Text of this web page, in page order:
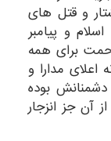
و قتل های
و پیامبر
برای همه
مدارا و
دشمنانش بوده
آن جز انزجار